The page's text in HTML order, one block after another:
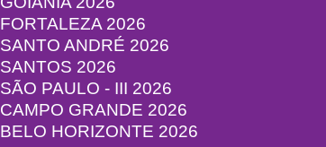
FORTALEZA 2026
SANTO ANDRÉ 2026
SANTOS 2026
SÃO PAULO - III 2026
CAMPO GRANDE 2026
BELO HORIZONTE 2026